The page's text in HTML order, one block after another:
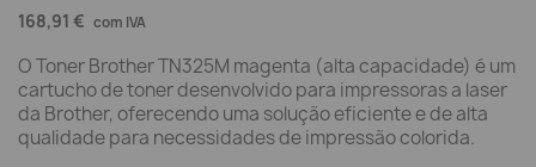
168,91 € com IVA
O Toner Brother TN325M magenta (alta capacidade) é um
cartucho de toner desenvolvido para impressoras a laser
da Brother, oferecendo uma solução eficiente e de alta
qualidade para necessidades de impressão colorida.